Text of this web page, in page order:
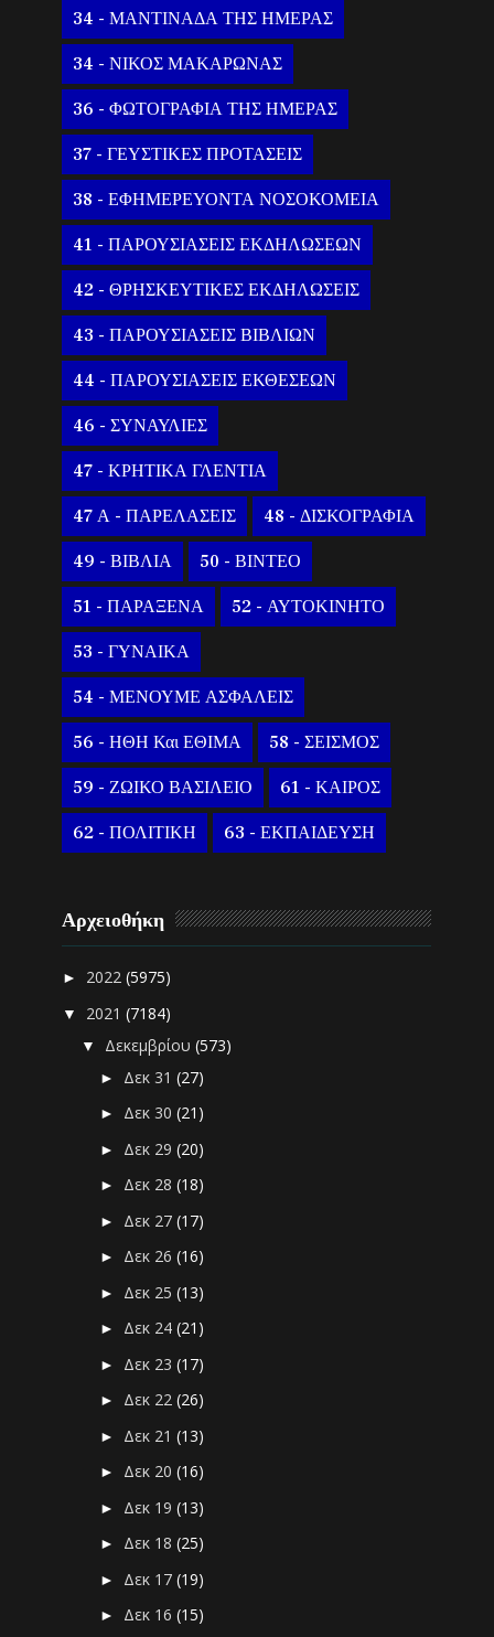
34 - ΜΑΝΤΙΝΑΔΑ ΤΗΣ ΗΜΕΡΑΣ
34 - ΝΙΚΟΣ ΜΑΚΑΡΩΝΑΣ
36 - ΦΩΤΟΓΡΑΦΙΑ ΤΗΣ ΗΜΕΡΑΣ
37 - ΓΕΥΣΤΙΚΕΣ ΠΡΟΤΑΣΕΙΣ
38 - ΕΦΗΜΕΡΕΥΟΝΤΑ ΝΟΣΟΚΟΜΕΙΑ
41 - ΠΑΡΟΥΣΙΑΣΕΙΣ ΕΚΔΗΛΩΣΕΩΝ
42 - ΘΡΗΣΚΕΥΤΙΚΕΣ ΕΚΔΗΛΩΣΕΙΣ
43 - ΠΑΡΟΥΣΙΑΣΕΙΣ ΒΙΒΛΙΩΝ
44 - ΠΑΡΟΥΣΙΑΣΕΙΣ ΕΚΘΕΣΕΩΝ
46 - ΣΥΝΑΥΛΙΕΣ
47 - ΚΡΗΤΙΚΑ ΓΛΕΝΤΙΑ
47 Α - ΠΑΡΕΛΑΣΕΙΣ 48 - ΔΙΣΚΟΓΡΑΦΙΑ
49 - ΒΙΒΛΙΑ 50 - ΒΙΝΤΕΟ
51 - ΠΑΡΑΞΕΝΑ 52 - ΑΥΤΟΚΙΝΗΤΟ
53 - ΓΥΝΑΙΚΑ
54 - ΜΕΝΟΥΜΕ ΑΣΦΑΛΕΙΣ
56 - ΗΘΗ Και ΕΘΙΜΑ 58 - ΣΕΙΣΜΟΣ
59 - ΖΩΙΚΟ ΒΑΣΙΛΕΙΟ 61 - ΚΑΙΡΟΣ
62 - ΠΟΛΙΤΙΚΗ 63 - ΕΚΠΑΙΔΕΥΣΗ
Αρχειοθήκη
► 2022(5975)
▼ 2021(7184)
▼ Δεκεμβρίου(573)
► Δεκ 31(27)
► Δεκ 30(21)
► Δεκ 29(20)
► Δεκ 28(18)
► Δεκ 27(17)
► Δεκ 26(16)
► Δεκ 25(13)
► Δεκ 24(21)
► Δεκ 23(17)
► Δεκ 22(26)
► Δεκ 21(13)
► Δεκ 20(16)
► Δεκ 19(13)
► Δεκ 18(25)
► Δεκ 17(19)
► Δεκ 16(15)